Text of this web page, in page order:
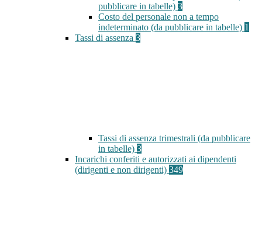
pubblicare in tabelle) 3
Costo del personale non a tempo
indeterminato (da pubblicare in tabelle) 1
Tassi di assenza 3
Tassi di assenza trimestrali (da pubblicare
in tabelle) 3
Incarichi conferiti e autorizzati ai dipendenti
(dirigenti e non dirigenti) 349